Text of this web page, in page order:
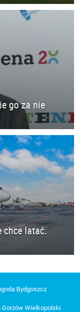
go za nie
chce latać.
Bydgoszcz
Gorzów Wielkopolski